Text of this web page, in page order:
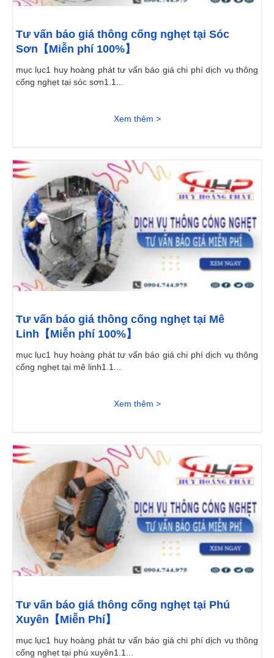
Tư vấn báo giá thông cống nghẹt tại Sóc
Sơn【Miễn phí 100%】
mục lục1 huy hoàng phát tư vấn báo giá chi phí dịch vụ thông
cống nghẹt tại sóc sơn1.1...
Xem thêm >
Tư vấn báo giá thông cống nghẹt tại Mê
Linh【Miễn phí 100%】
mục lục1 huy hoàng phát tư vấn báo giá chi phí dịch vụ thông
cống nghẹt tại mê linh1.1...
Xem thêm >
Tư vấn báo giá thông cống nghẹt tại Phú
Xuyên【Miễn Phí】
mục lục1 huy hoàng phát tư vấn báo giá chi phí dịch vụ thông
cống nghẹt tại phú xuyên1.1...